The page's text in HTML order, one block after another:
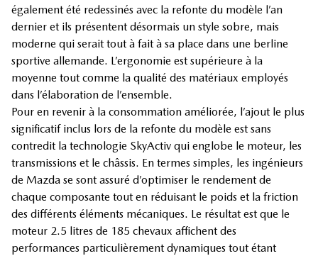
également été redessinés avec la refonte du modèle l’an
dernier et ils présentent désormais un style sobre, mais
moderne qui serait tout à fait à sa place dans une berline
sportive allemande. L’ergonomie est supérieure à la
moyenne tout comme la qualité des matériaux employés
dans l’élaboration de l’ensemble.
Pour en revenir à la consommation améliorée, l’ajout le plus
significatif inclus lors de la refonte du modèle est sans
contredit la technologie SkyActiv qui englobe le moteur, les
transmissions et le châssis. En termes simples, les ingénieurs
de Mazda se sont assuré d’optimiser le rendement de
chaque composante tout en réduisant le poids et la friction
des différents éléments mécaniques. Le résultat est que le
moteur 2.5 litres de 185 chevaux affichent des
performances particulièrement dynamiques tout étant